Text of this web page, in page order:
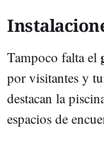
Tampoco falta el
por visitantes y
destacan la
espacios de